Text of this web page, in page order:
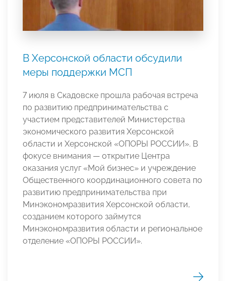
В Херсонской области обсудили
меры поддержки МСП
7 июля в Скадовске прошла рабочая встреча
по развитию предпринимательства с
участием представителей Министерства
экономического развития Херсонской
области и Херсонской «ОПОРЫ РОССИИ». В
фокусе внимания — открытие Центра
оказания услуг «Мой бизнес» и учреждение
Общественного координационного совета по
развитию предпринимательства при
Минэкономразвития Херсонской области,
созданием которого займутся
Минэкономразвития области и региональное
отделение «ОПОРЫ РОССИИ».